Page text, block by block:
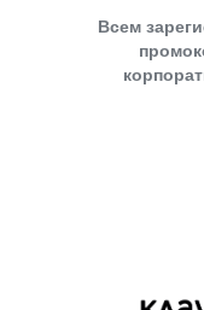
Всем